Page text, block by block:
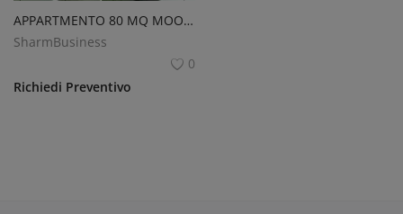
APPARTMENTO 80 MQ MOONA RESORT
SharmBusiness
0
Richiedi Preventivo